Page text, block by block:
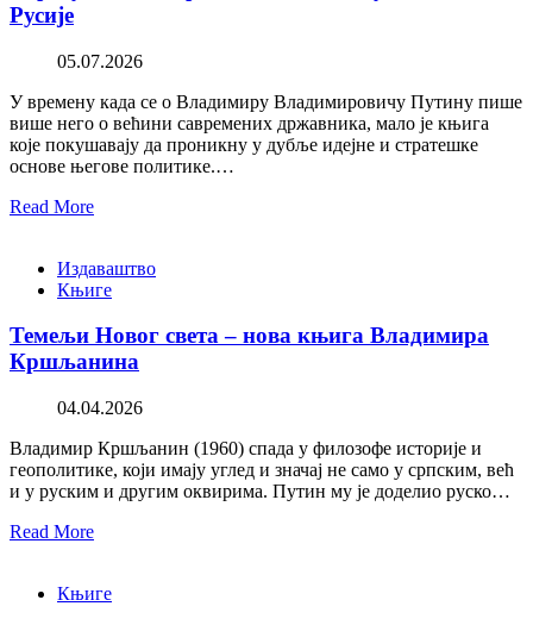
Русије
05.07.2026
У времену када се о Владимиру Владимировичу Путину пише
више него о већини савремених државника, мало је књига
које покушавају да проникну у дубље идејне и стратешке
основе његове политике.…
Read More
Издаваштво
Књиге
Темељи Новог света – нова књига Владимира
Кршљанина
04.04.2026
Владимир Кршљанин (1960) спада у филозофе историје и
геополитике, који имају углед и значај не само у српским, већ
и у руским и другим оквирима. Путин му је доделио руско…
Read More
Књиге